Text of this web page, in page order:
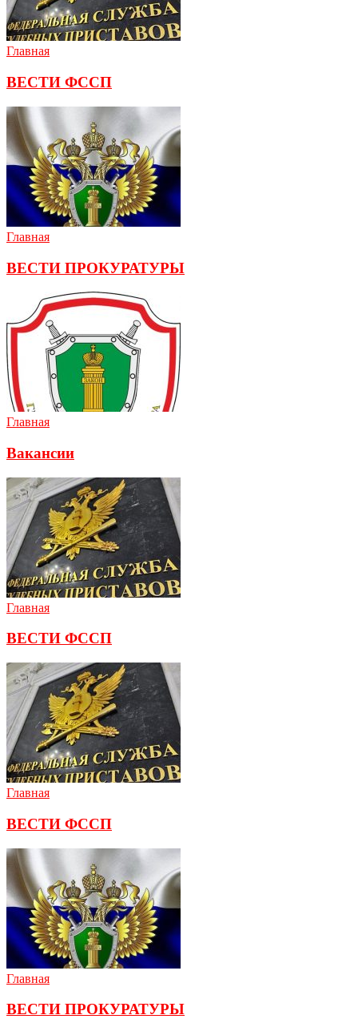
Главная
ВЕСТИ ФССП
Главная
ВЕСТИ ПРОКУРАТУРЫ
Главная
Вакансии
Главная
ВЕСТИ ФССП
Главная
ВЕСТИ ФССП
Главная
ВЕСТИ ПРОКУРАТУРЫ